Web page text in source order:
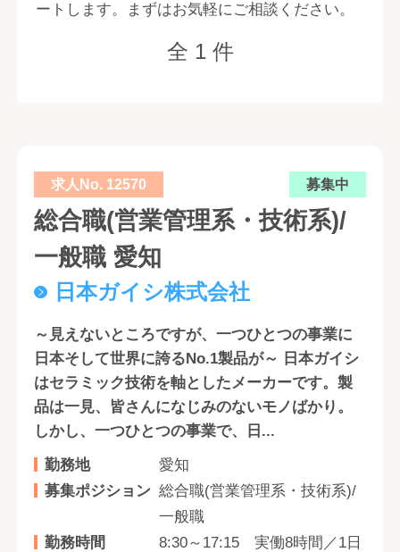
ートします。まずはお気軽にご相談ください。
全 1 件
求人No. 12570 募集中
総合職(営業管理系・技術系)/
一般職 愛知
日本ガイシ株式会社
～見えないところですが、一つひとつの事業に
日本そして世界に誇るNo.1製品が～ 日本ガイシ
はセラミック技術を軸としたメーカーです。製
品は一見、皆さんになじみのないモノばかり。
しかし、一つひとつの事業で、日...
勤務地
愛知
募集ポジション 総合職(営業管理系・技術系)/
一般職
勤務時間
8:30～17:15 実働8時間／1日